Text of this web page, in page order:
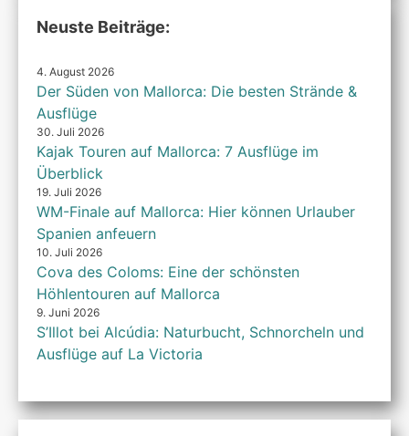
Neuste Beiträge:
4. August 2026
Der Süden von Mallorca: Die besten Strände &
Ausflüge
30. Juli 2026
Kajak Touren auf Mallorca: 7 Ausflüge im
Überblick
19. Juli 2026
WM-Finale auf Mallorca: Hier können Urlauber
Spanien anfeuern
10. Juli 2026
Cova des Coloms: Eine der schönsten
Höhlentouren auf Mallorca
9. Juni 2026
S’Illot bei Alcúdia: Naturbucht, Schnorcheln und
Ausflüge auf La Victoria